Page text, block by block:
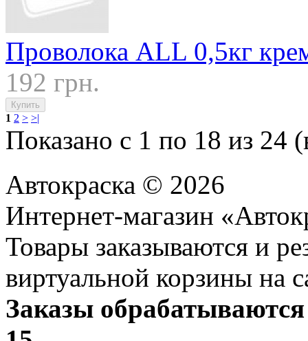
Проволока ALL 0,5кг
192 грн.
1 2 > >|
Показано с 1 по 18 из 24
Автокраска © 2026
Интернет-магазин
Товары заказываются и
виртуальной корзины на
Заказы